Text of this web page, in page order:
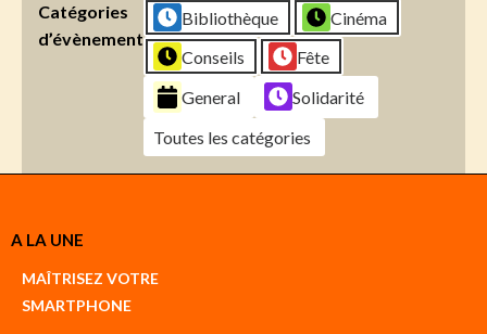
Catégories
d’évènement
Bibliothèque
Cinéma
Conseils
Fête
General
Solidarité
Toutes les catégories
Créer
compte
A LA UNE
MAÎTRISEZ VOTRE
SMARTPHONE